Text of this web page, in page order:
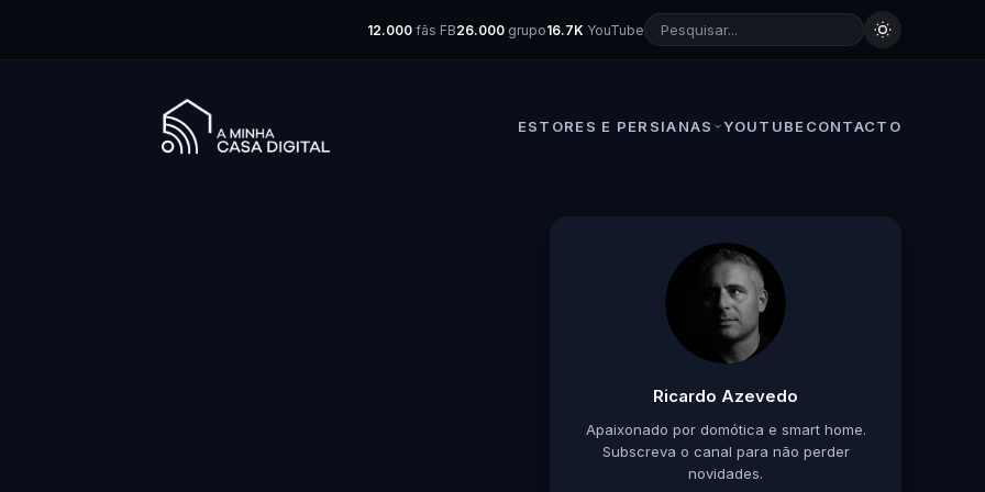
12.000 fãs FB26.000 grupo16.7K YouTube
ESTORES E PERSIANAS YOUTUBE CONTACTO
Ricardo Azevedo
Apaixonado por domótica e smart home.
Subscreva o canal para não perder
novidades.